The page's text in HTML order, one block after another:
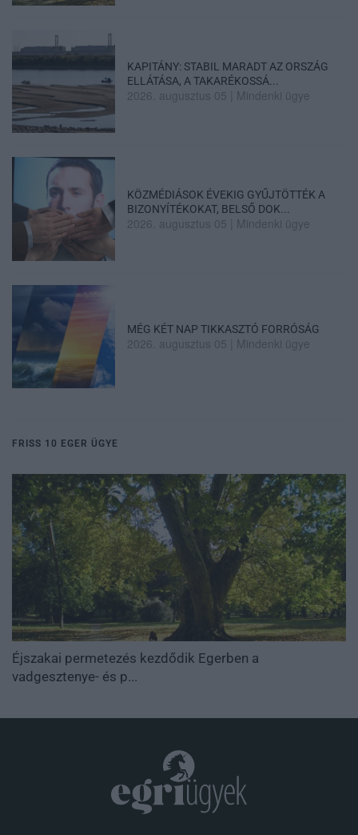
KAPITÁNY: STABIL MARADT AZ ORSZÁG
ELLÁTÁSA, A TAKARÉKOSSÁ...
2026. augusztus 05 Mindenki ügye
KÖZMÉDIÁSOK ÉVEKIG GYŰJTÖTTÉK A
BIZONYÍTÉKOKAT, BELSŐ DOK...
2026. augusztus 05 Mindenki ügye
MÉG KÉT NAP TIKKASZTÓ FORRÓSÁG
2026. augusztus 05 Mindenki ügye
FRISS 10 EGER ÜGYE
Éjszakai permetezés kezdődik Egerben a
vadgesztenye- és p...